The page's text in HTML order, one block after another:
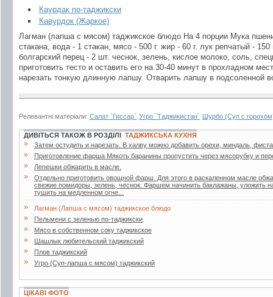
Каурдак по-таджикски
Кавурдок (Жаркое)
Лагман (лапша с мясом) таджикское блюдо На 4 порции Мука
стакана, вода - 1 стакан, мясо - 500 г. жир - 60 г. лук репчатый -
болгарский перец - 2 шт. чеснок, зелень, кислое молоко, соль,
приготовить тесто и оставить его на 30-40 минут в прохладном
нарезать тонкую длинную лапшу. Отварить лапшу в подсоленной
Релевантні матеріали: Салат `Гиссар` Угро `Таджикистан` Шурбо (Суп с
ДИВІТЬСЯ ТАКОЖ В РОЗДІЛІ ТАДЖИКСЬКА КУХНЯ
» Затем остудить и нарезать. В халву можно добавить орехи, миндаль,
» Приготовление фарша Мякоть баранины пропустить через мясорубку и
» Лепешки обжарить в масле.
»
Отдельно приготовить овощной фарш. Для этого в раскаленном масле
свежие помидоры, зелень, чеснок. Фаршем начинить баклажаны, уложить
тушить на медленном огне...
» Лагман (Лапша с мясом) таджикское блюдо
» Пельмени с зеленью по-таджикски
» Мясо в собственном соку таджикское
» Шашлык любительский таджикский
» Плов таджикский
» Угро (Суп-лапша с мясом) таджикский
ЦІКАВІ ФОТО